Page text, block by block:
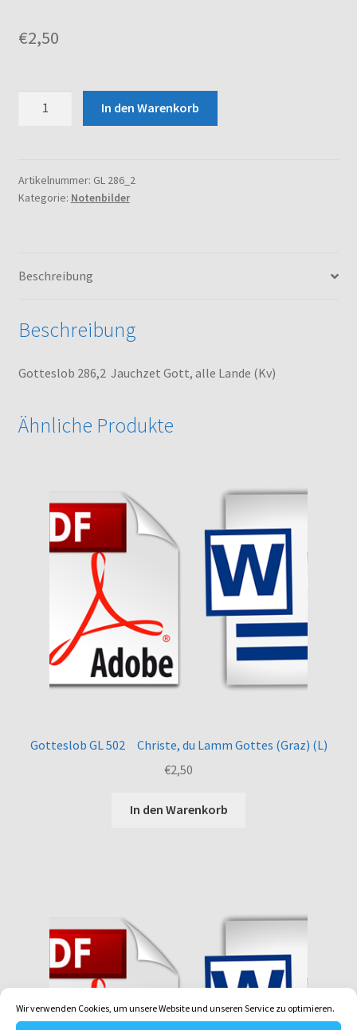
Wir verwenden Cookies, um unsere Website und unseren Service zu optimieren.
Versand und Zahlungsbedingungen
€2,50
alle
Lande
In den Warenkorb
Artikelnummer: GL 286_2
Kategorie: Notenbilder
Beschreibung
Beschreibung
Gotteslob 286,2 Jauchzet Gott, alle Lande (Kv)
Ähnliche Produkte
Gotteslob GL 502 Christe, du Lamm Gottes (Graz) (L)
€2,50
In den Warenkorb